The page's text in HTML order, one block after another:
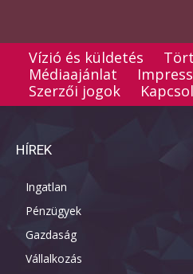
Vízió és küldetés
Médiaajánlat
Szerzői jogok
HÍREK
Ingatlan
Pénzügyek
Gazdaság
Vállalkozás